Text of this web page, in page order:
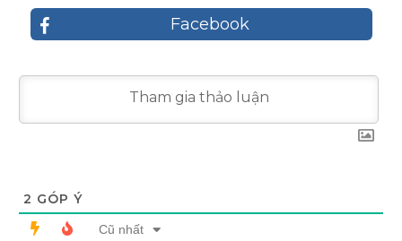
Facebook
2 GÓP Ý
Cũ nhất